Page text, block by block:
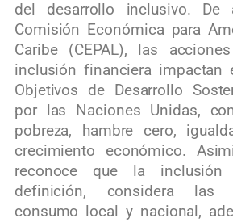
del desarrollo inclusivo. De
Comisión Económica para
Caribe (CEPAL), las
inclusión financiera impactan
Objetivos de Desarrollo
por las Naciones Unidas,
pobreza, hambre cero,
crecimiento económico.
reconoce que la inclusión
definición, considera las
consumo local y nacional,